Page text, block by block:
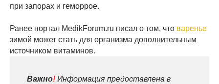
при запорах и геморрое.
Ранее портал MedikForum.ru писал о том, что варенье
зимой может стать для организма дополнительным
источником витаминов.
Важно! Информация предоставлена в